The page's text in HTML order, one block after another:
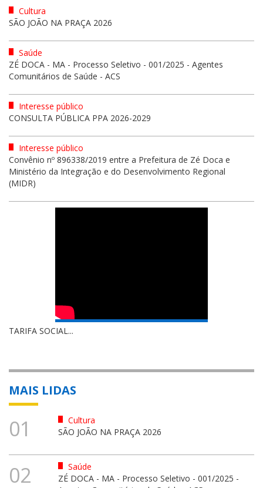
Cultura
SÃO JOÃO NA PRAÇA 2026
Saúde
ZÉ DOCA - MA - Processo Seletivo - 001/2025 - Agentes
Comunitários de Saúde - ACS
Interesse público
CONSULTA PÚBLICA PPA 2026-2029
Interesse público
Convênio nº 896338/2019 entre a Prefeitura de Zé Doca e
Ministério da Integração e do Desenvolvimento Regional
(MIDR)
TARIFA SOCIAL...
MAIS LIDAS
01
Cultura
SÃO JOÃO NA PRAÇA 2026
02
Saúde
ZÉ DOCA - MA - Processo Seletivo - 001/2025 -